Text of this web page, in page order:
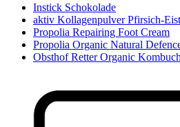
Instick Schokolade
aktiv Kollagenpulver Pfirsich-
Propolia Repairing Foot Cream
Propolia Organic Natural
Obsthof Retter Organic